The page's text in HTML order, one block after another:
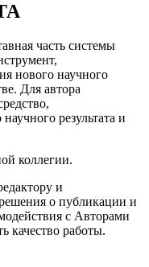
часть системы
нового научного
Для автора
результата и
коллегии.
и
о публикации и
с Авторами
качество работы.